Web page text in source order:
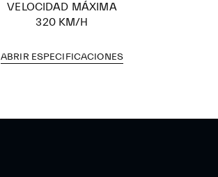
VELOCIDAD MÁXIMA
320 KM/H
ABRIR ESPECIFICACIONES